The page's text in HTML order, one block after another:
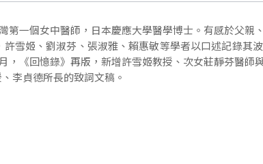
第一個女中醫師，日本慶應大學醫學博士。有感於父親
雪姬、劉淑芬、張淑雅、賴惠敏等學者以口述記錄其
，《回憶錄》再版，新增許雪姬教授、次女莊靜芬醫師
李貞德所長的致詞文稿。